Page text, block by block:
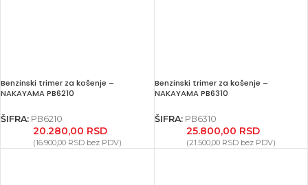
Benzinski trimer za košenje –
NAKAYAMA PB6210
ŠIFRA: PB6210
20.280,00 RSD
(16.900,00 RSDbez PDV)
Benzinski trimer za košenje –
NAKAYAMA PB6310
ŠIFRA: PB6310
25.800,00 RSD
(21.500,00 RSDbez PDV)